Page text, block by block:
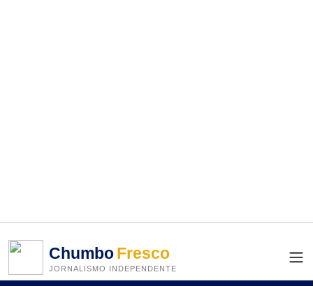
ChumboFresco
JORNALISMO INDEPENDENTE